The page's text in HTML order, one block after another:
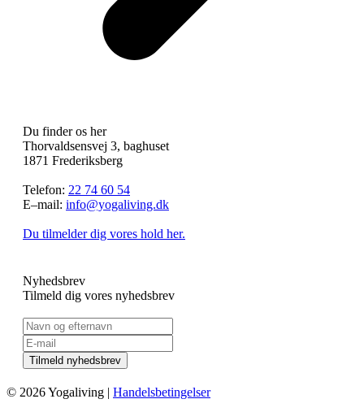
Du finder os her
Thorvaldsensvej 3, baghuset
1871 Frederiksberg
Telefon: 22 74 60 54
E–mail: info@yogaliving.dk
Du tilmelder dig vores hold her.
Nyhedsbrev
Tilmeld dig vores nyhedsbrev
© 2026 Yogaliving | Handelsbetingelser